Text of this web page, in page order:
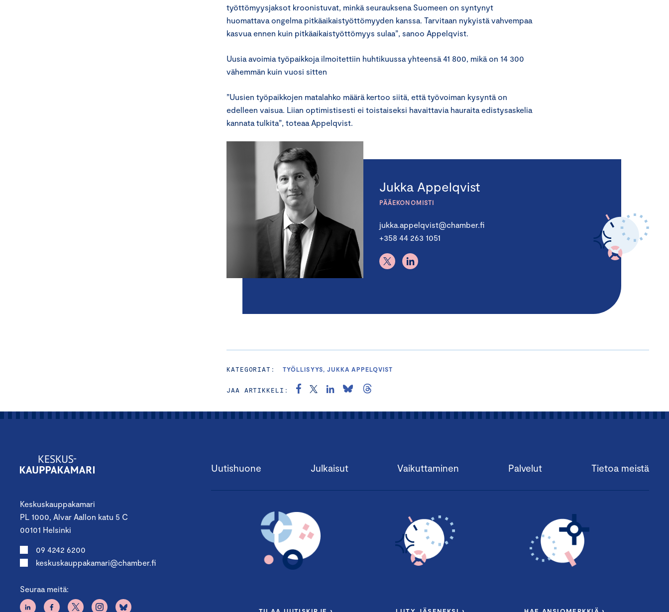
työttömyysjaksot kroonistuvat, minkä seurauksena Suomeen on syntynyt
huomattava ongelma pitkäaikaistyöttömyyden kanssa. Tarvitaan nykyistä vahvempaa
kasvua ennen kuin pitkäaikaistyöttömyys sulaa”, sanoo Appelqvist.
Uusia avoimia työpaikkoja ilmoitettiin huhtikuussa yhteensä 41 800, mikä on 14 300
vähemmän kuin vuosi sitten
”Uusien työpaikkojen matalahko määrä kertoo siitä, että työvoiman kysyntä on
edelleen vaisua. Liian optimistisesti ei toistaiseksi havaittavia hauraita edistysaskelia
kannata tulkita”, toteaa Appelqvist.
Jukka Appelqvist
PÄÄEKONOMISTI
jukka.appelqvist@chamber.fi
+358 44 263 1051
KATEGORIAT: TYÖLLISYYS, JUKKA APPELQVIST
JAA ARTIKKELI:
Keskuskauppakamari
PL 1000, Alvar Aallon katu 5 C
00101 Helsinki
09 4242 6200
keskuskauppakamari@chamber.fi
Seuraa meitä:
Uutishuone Julkaisut Vaikuttaminen Palvelut Tietoa meistä